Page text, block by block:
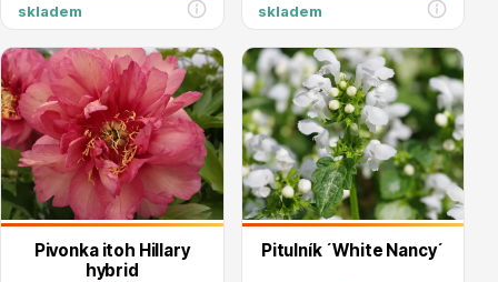
info@stromo.cz
Napište nám
skladem skladem
Pivonka itoh Hillary
hybrid
Pitulník ´White Nancy´